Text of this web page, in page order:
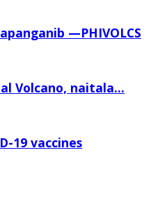
—PHIVOLCS
Volcano, naitala...
19 vaccines